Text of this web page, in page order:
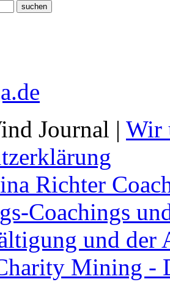
Journal | Wir
Richter
Coachings
und
Mining -